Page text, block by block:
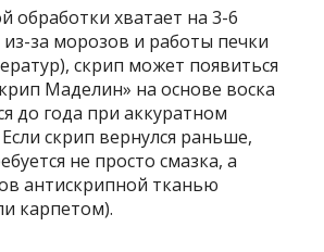
обработки хватает на 3-6
за морозов и работы печки
скрип может появиться
Маделин» на основе воска
до года при аккуратном
скрип вернулся раньше,
не просто смазка, а
антискрипной тканью
карпетом).